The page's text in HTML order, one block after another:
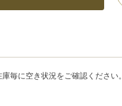
毎に空き状況をご確認ください。